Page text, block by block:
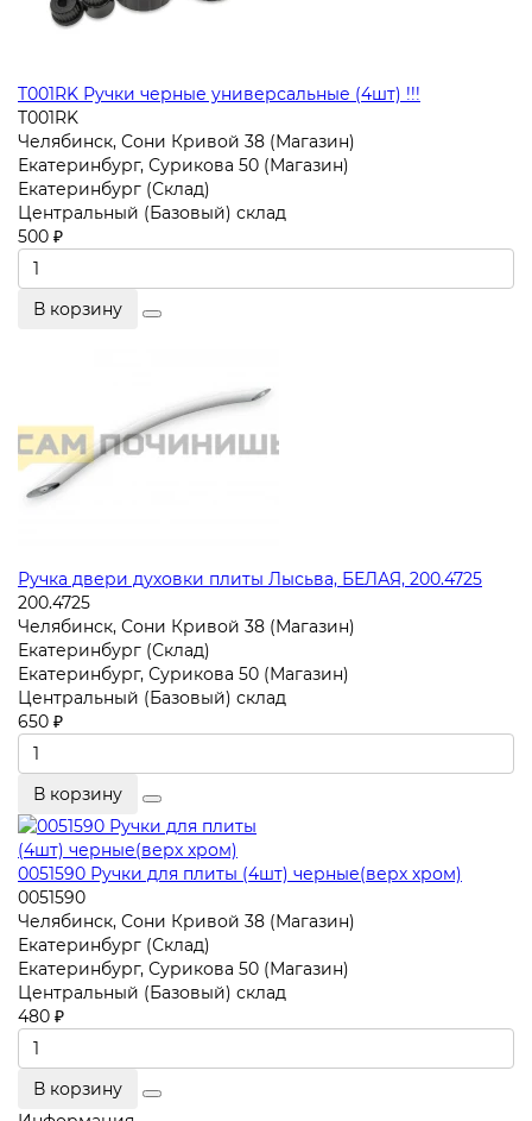
T001RK Ручки черные универсальные (4шт) !!!
T001RK
Челябинск, Сони Кривой 38 (Магазин)
Екатеринбург, Сурикова 50 (Магазин)
Екатеринбург (Склад)
Центральный (Базовый) склад
500 ₽
В корзину
Ручка двери духовки плиты Лысьва, БЕЛАЯ, 200.4725
200.4725
Челябинск, Сони Кривой 38 (Магазин)
Екатеринбург (Склад)
Екатеринбург, Сурикова 50 (Магазин)
Центральный (Базовый) склад
650 ₽
В корзину
0051590 Ручки для плиты (4шт) черные(верх хром)
0051590
Челябинск, Сони Кривой 38 (Магазин)
Екатеринбург (Склад)
Екатеринбург, Сурикова 50 (Магазин)
Центральный (Базовый) склад
480 ₽
В корзину